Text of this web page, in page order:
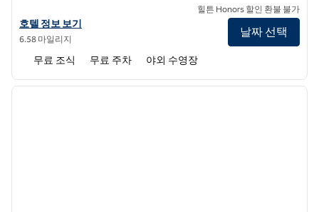
홈2 스위트 바이 힐튼 알파레타의 호텔 정보 보기
호텔 정보 보기
6.58 마일리지
힐튼 Honors 할인 환불 불가
날짜 선택
무료 조식 무료 주차 야외 수영장
1/12
다음